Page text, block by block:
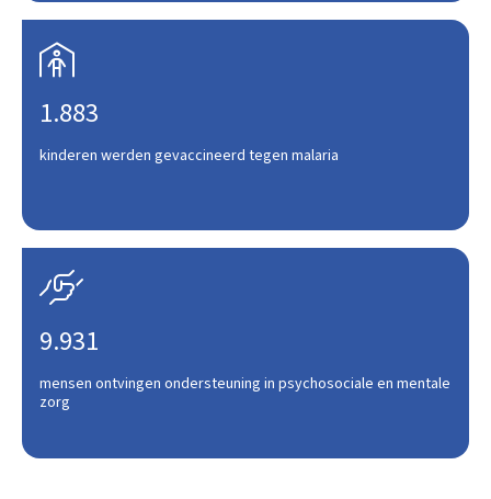

1.883
kinderen werden gevaccineerd tegen malaria

9.931
mensen ontvingen ondersteuning in psychosociale en mentale
zorg